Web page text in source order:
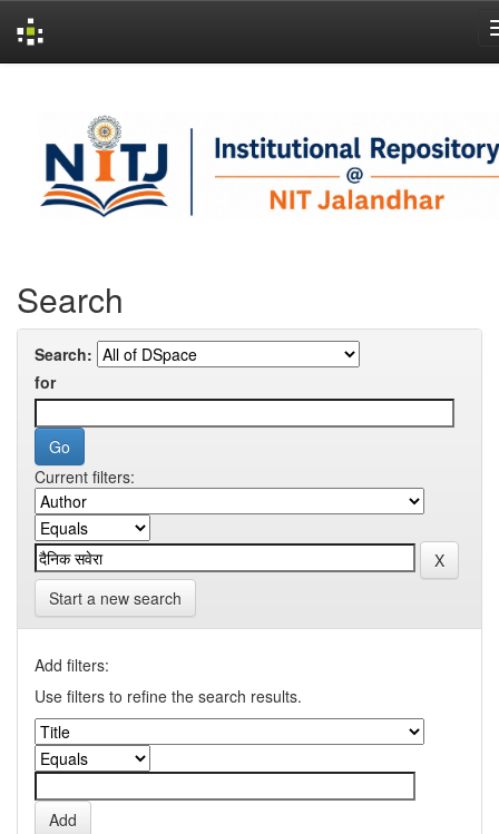
Search
Search:
for
Current filters:
Start a new search
Add filters:
Use filters to refine the search results.